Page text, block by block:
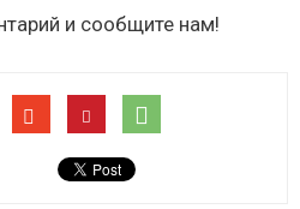
и сообщите нам!